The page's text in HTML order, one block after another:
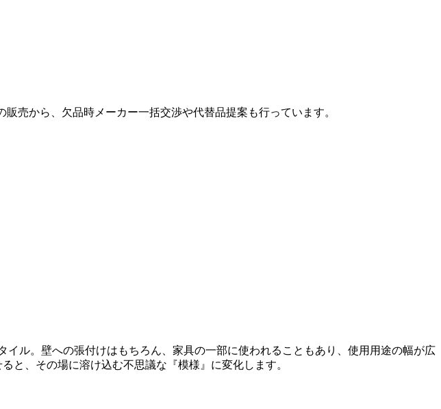
売から、欠品時メーカー一括交渉や代替品提案も行っています。
ル。壁への張付けはもちろん、家具の一部に使われることもあり、使用用途の幅が広
と、その場に溶け込む不思議な『模様』に変化します。